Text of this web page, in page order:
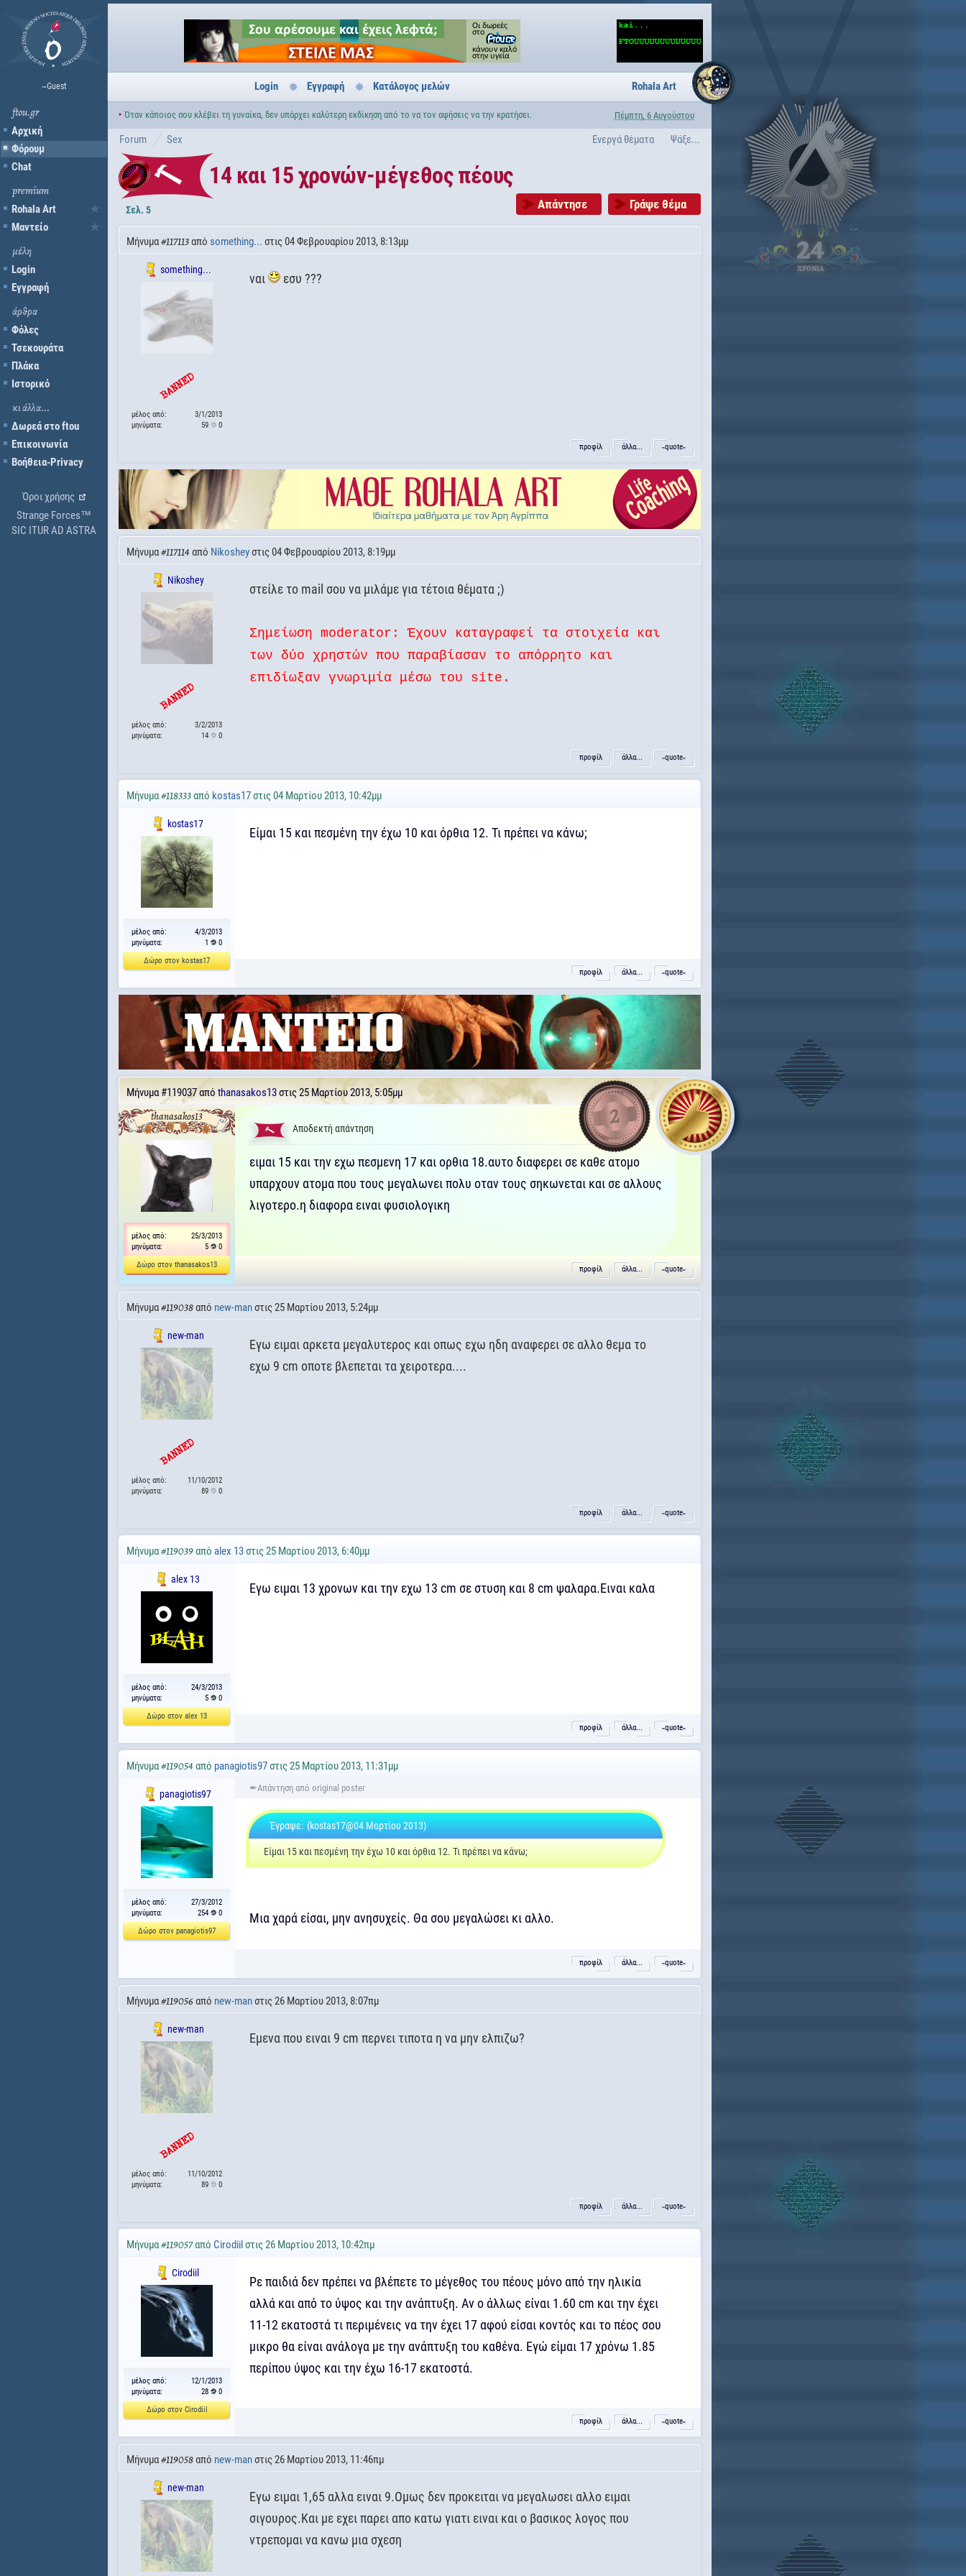
~Guest
ftou.gr
Αρχική
Φόρουμ
Chat
premium
Rohala Art
Μαντείο
μέλη
Login
Εγγραφή
άρθρα
Φόλες
Τσεκουράτα
Πλάκα
Ιστορικό
κι άλλα...
Δωρεά στο ftou
Επικοινωνία
Βοήθεια-Privacy
Όροι χρήσης
Strange Forces™
SIC ITUR AD ASTRA
Login Εγγραφή Κατάλογος μελών Rohala Art
‣ Όταν κάποιος σου κλέβει τη γυναίκα, δεν υπάρχει καλύτερη εκδίκηση από το να τον αφήσεις να την κρατήσει. Πέμπτη, 6 Αυγούστου
Ενεργά θέματα Ψάξε...
Forum Sex
14 και 15 χρονών-μέγεθος πέους
Σελ. 5 Απάντησε Γράψε θέμα
Μήνυμα #117113 από something... στις 04 Φεβρουαρίου 2013, 8:13μμ
something...
μέλος από:
3/1/2013
μηνύματα:
59 0
ναι εσυ ???
προφίλ άλλα... ˵quote˶
Μήνυμα #117114 από Nikosheyστις 04 Φεβρουαρίου 2013, 8:19μμ
Nikoshey
μέλος από:
3/2/2013
μηνύματα:
14 0
στείλε το mail σου να μιλάμε για τέτοια θέματα ;)
Σημείωση moderator: Έχουν καταγραφεί τα στοιχεία και
των δύο χρηστών που παραβίασαν το απόρρητο και
επιδίωξαν γνωριμία μέσω του site.
προφίλ άλλα... ˵quote˶
Μήνυμα #118333 από kostas17στις 04 Μαρτίου 2013, 10:42μμ
kostas17
μέλος από:
4/3/2013
μηνύματα:
1
0
Δώρο στον kostas17
Είμαι 15 και πεσμένη την έχω 10 και όρθια 12. Τι πρέπει να κάνω;
προφίλ άλλα... ˵quote˶
2
Μήνυμα #119037από thanasakos13στις 25 Μαρτίου 2013, 5:05μμ
thanasakos13
μέλος από:
25/3/2013
μηνύματα:
5
0
Δώρο στον thanasakos13
Αποδεκτή απάντηση
ειμαι 15 και την εχω πεσμενη 17 και ορθια 18.αυτο διαφερει σε καθε ατομο
υπαρχουν ατομα που τους μεγαλωνει πολυ οταν τους σηκωνεται και σε αλλους
λιγοτερο.η διαφορα ειναι φυσιολογικη
προφίλ άλλα... ˵quote˶
Μήνυμα #119038 από new-manστις 25 Μαρτίου 2013, 5:24μμ
new-man
μέλος από:
11/10/2012
μηνύματα:
89 0
Εγω ειμαι αρκετα μεγαλυτερος και οπως εχω ηδη αναφερει σε αλλο θεμα το
εχω 9 cm οποτε βλεπεται τα χειροτερα....
προφίλ άλλα... ˵quote˶
Μήνυμα #119039 από alex 13στις 25 Μαρτίου 2013, 6:40μμ
alex 13
μέλος από:
24/3/2013
μηνύματα:
5
0
Δώρο στον alex 13
Εγω ειμαι 13 χρονων και την εχω 13 cm σε στυση και 8 cm ψαλαρα.Ειναι καλα
προφίλ άλλα... ˵quote˶
Μήνυμα #119054 από panagiotis97στις 25 Μαρτίου 2013, 11:31μμ
panagiotis97
μέλος από:
27/3/2012
μηνύματα:
254
0
Δώρο στον panagiotis97
Έγραψε: (kostas17@04 Μαρτίου 2013)
Είμαι 15 και πεσμένη την έχω 10 και όρθια 12. Τι πρέπει να κάνω;
Μια χαρά είσαι, μην ανησυχείς. Θα σου μεγαλώσει κι αλλο.
προφίλ άλλα... ˵quote˶
Μήνυμα #119056 από new-manστις 26 Μαρτίου 2013, 8:07πμ
new-man
μέλος από:
11/10/2012
μηνύματα:
89 0
Εμενα που ειναι 9 cm περνει τιποτα η να μην ελπιζω?
προφίλ άλλα... ˵quote˶
Μήνυμα #119057από Cirodiilστις 26 Μαρτίου 2013, 10:42πμ
Cirodiil
μέλος από:
12/1/2013
μηνύματα:
28
0
Δώρο στον Cirodiil
Ρε παιδιά δεν πρέπει να βλέπετε το μέγεθος του πέους μόνο από την ηλικία
αλλά και από το ύψος και την ανάπτυξη. Αν ο άλλως είναι 1.60 cm και την έχει
11-12 εκατοστά τι περιμένεις να την έχει 17 αφού είσαι κοντός και το πέος σου
μικρο θα είναι ανάλογα με την ανάπτυξη του καθένα. Εγώ είμαι 17 χρόνω 1.85
περίπου ύψος και την έχω 16-17 εκατοστά.
προφίλ άλλα... ˵quote˶
Μήνυμα #119058 από new-manστις 26 Μαρτίου 2013, 11:46πμ
new-man
Εγω ειμαι 1,65 αλλα ειναι 9.Ομως δεν προκειται να μεγαλωσει αλλο ειμαι
σιγουρος.Και με εχει παρει απο κατω γιατι ειναι και ο βασικος λογος που
ντρεπομαι να κανω μια σχεση
24
ΧΡΟΝΙΑ